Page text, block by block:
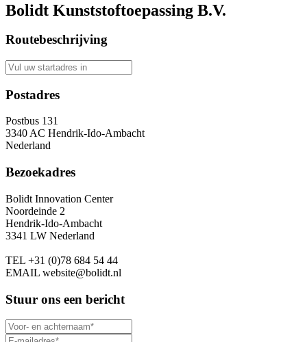
Bolidt Kunststoftoepassing B.V.
Routebeschrijving
Postadres
Postbus 131
3340 AC Hendrik-Ido-Ambacht
Nederland
Bezoekadres
Bolidt Innovation Center
Noordeinde 2
Hendrik-Ido-Ambacht
3341 LW Nederland
TEL +31 (0)78 684 54 44
EMAIL website@bolidt.nl
Stuur ons een bericht